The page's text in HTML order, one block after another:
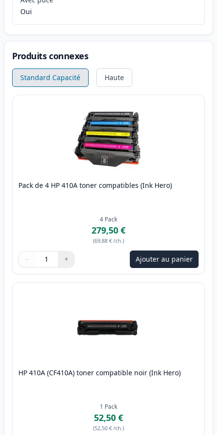
Oui
Produits connexes
Standard Capacité Haute
Pack de 4 HP 410A toner compatibles (Ink Hero)
4 Pack
279,50 €
(69,88 € /ch.)
Quantité
Utilisez les boutons pour ajuster
− +
Quantité Ajouter au panier
HP 410A (CF410A) toner compatible noir (Ink Hero)
1 Pack
52,50 €
(52,50 € /ch.)